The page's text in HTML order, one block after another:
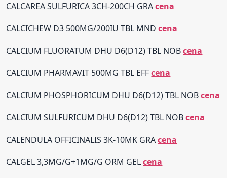
CALCAREA SULFURICA 3CH-200CH GRAcena
CALCICHEW D3 500MG/200IU TBL MNDcena
CALCIUM FLUORATUM DHU D6(D12) TBL NOBcena
CALCIUM PHARMAVIT 500MG TBL EFFcena
CALCIUM PHOSPHORICUM DHU D6(D12) TBL NOBcena
CALCIUM SULFURICUM DHU D6(D12) TBL NOBcena
CALENDULA OFFICINALIS 3K-10MK GRAcena
CALGEL 3,3MG/G+1MG/G ORM GELcena